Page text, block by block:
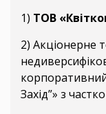
1) ТОВ
2) Акціонерне
Захід”» з